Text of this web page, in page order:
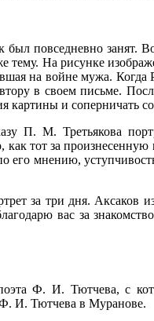
повседневно занят.
На рисунке
на войне мужа.
в своем письме.
картины и соперничать
П. М. Третьякова
тот за
мнению,
за три дня. Аксаков
вас за
Ф. И. Тютчева, с
И. Тютчева в Муранове.